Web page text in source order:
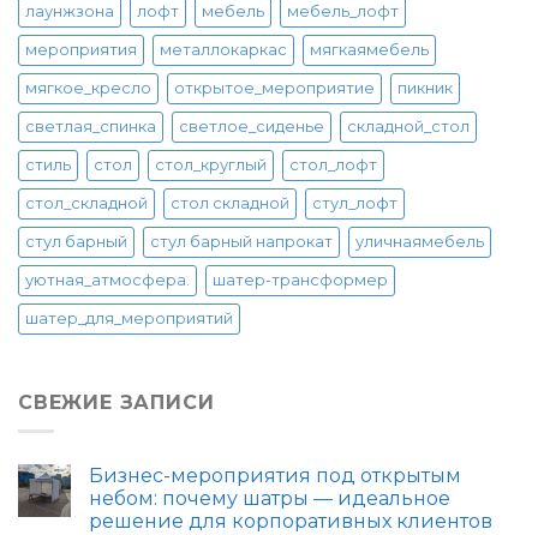
лаунжзона лофт мебель мебель_лофт
мероприятия металлокаркас мягкаямебель
мягкое_кресло открытое_мероприятие пикник
светлая_спинка светлое_сиденье складной_стол
стиль стол стол_круглый стол_лофт
стол_складной стол складной стул_лофт
стул барный стул барный напрокат уличнаямебель
уютная_атмосфера. шатер-трансформер
шатер_для_мероприятий
СВЕЖИЕ ЗАПИСИ
Бизнес-мероприятия под открытым
небом: почему шатры — идеальное
решение для корпоративных клиентов